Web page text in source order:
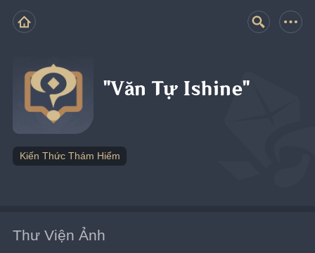
"Văn Tự Ishine"
Kiến Thức Thám Hiểm
Thư Viện Ảnh